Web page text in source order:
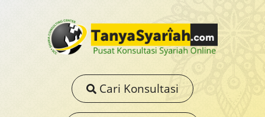
Cari Konsultasi